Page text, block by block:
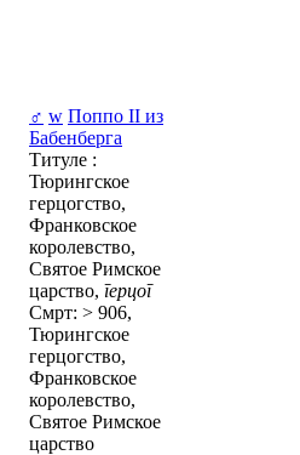
♂ w Поппо II из
Бабенберга
Титуле :
Тюрингское
герцогство,
Франковское
королевство,
Святое Римское
царство, герцог
Смрт: > 906,
Тюрингское
герцогство,
Франковское
королевство,
Святое Римское
царство